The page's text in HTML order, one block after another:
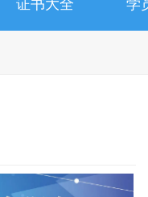
证书大全 学